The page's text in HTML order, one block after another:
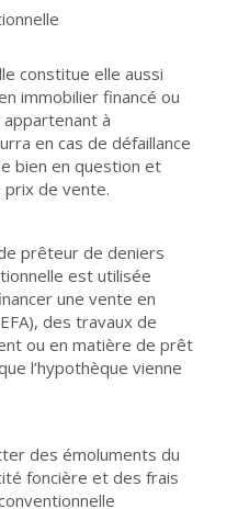
constitue elle aussi
immobilier financé ou
à
en cas de défaillance
bien en question et
de vente.
prêteur de deniers
est utilisée
une vente en
des travaux de
ou en matière de prêt
l’hypothèque vienne
des émoluments du
foncière et des frais